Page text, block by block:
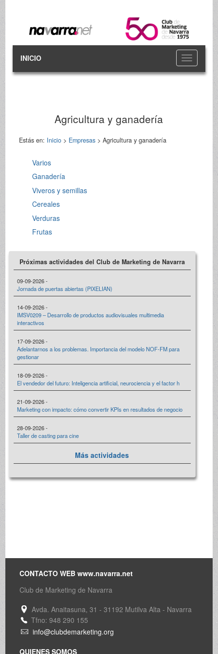
Toggle
navigation
INICIO
Agricultura y ganadería
Estás en: Inicio> Empresas> Agricultura y ganadería
Varios
Ganadería
Viveros y semillas
Cereales
Verduras
Frutas
Próximas actividades del Club de Marketing de Navarra
09-09-2026 -
Jornada de puertas abiertas (PIXELIAN)
14-09-2026 -
IMSV0209 – Desarrollo de productos audiovisuales multimedia
interactivos
17-09-2026 -
Adelantarnos a los problemas. Importancia del modelo NOF-FM para
gestionar
18-09-2026 -
El vendedor del futuro: Inteligencia artificial, neurociencia y el factor h
21-09-2026 -
Marketing con impacto: cómo convertir KPIs en resultados de negocio
28-09-2026 -
Taller de casting para cine
Más actividades
CONTACTO WEB www.navarra.net
Club de Marketing de Navarra
Avda. Anaitasuna, 31 - 31192 Mutilva Alta - Navarra
Tfno: 948 290 155
info@clubdemarketing.org
QUIENES SOMOS